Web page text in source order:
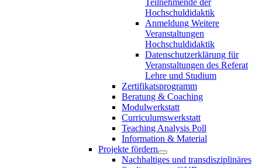
Hochschuldidaktik
Anmeldung Weitere
Veranstaltungen
Hochschuldidaktik
Datenschutzerklärung für
Veranstaltungen des Referat
Lehre und Studium
Zertifikatsprogramm
Beratung & Coaching
Modulwerkstatt
Curriculumswerkstatt
Teaching Analysis Poll
Information & Material
Projekte fördern
Nachhaltiges und transdisziplinäres